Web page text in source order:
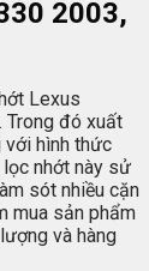
2003,
Lexus
Trong đó xuất
với hình thức
nhớt này sử
sót nhiều cặn
mua sản phẩm
và hàng